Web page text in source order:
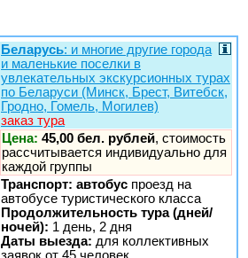
Беларусь: и многие другие города
и маленькие поселки в
увлекательных экскурсионных турах
по Беларуси (Минск, Брест, Витебск,
Гродно, Гомель, Могилев)
заказ тура
Цена: 45,00 бел. рублей, стоимость
рассчитывается индивидуально для
каждой группы
Транспорт: автобус проезд на
автобусе туристического класса
Продолжительность тура (дней/
ночей): 1 день, 2 дня
Даты выезда: для коллективных
заявок от 45 человек